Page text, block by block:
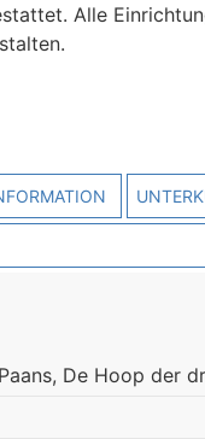
Alle
De Hoop der